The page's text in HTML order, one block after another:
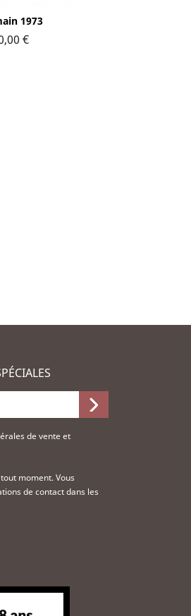
1973
€
rapide
de vente et
moment. Vous
de contact dans les